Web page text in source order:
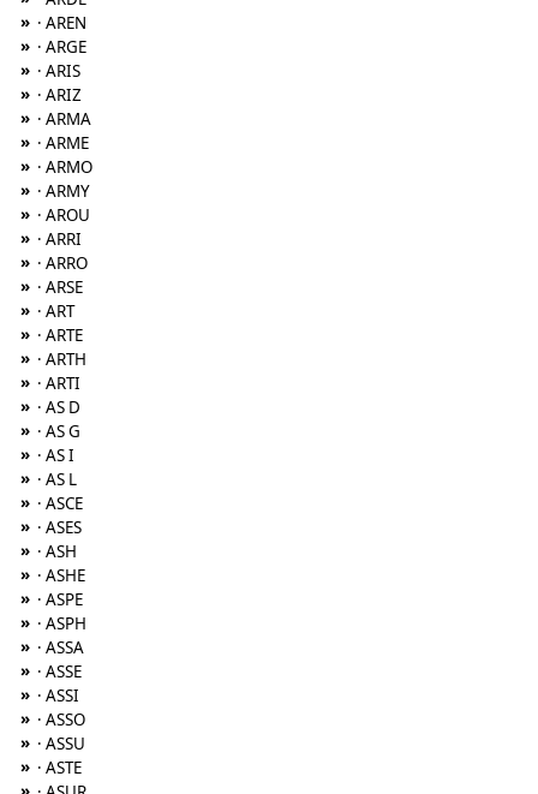
» · AREN
» · ARGE
» · ARIS
» · ARIZ
» · ARMA
» · ARME
» · ARMO
» · ARMY
» · AROU
» · ARRI
» · ARRO
» · ARSE
» · ART
» · ARTE
» · ARTH
» · ARTI
» · AS D
» · AS G
» · AS I
» · AS L
» · ASCE
» · ASES
» · ASH
» · ASHE
» · ASPE
» · ASPH
» · ASSA
» · ASSE
» · ASSI
» · ASSO
» · ASSU
» · ASTE